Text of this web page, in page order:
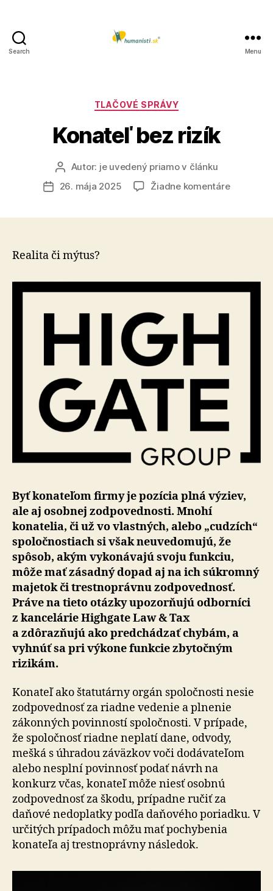
Search Menu
Kategórie
TLAČOVÉ SPRÁVY
Konateľ bez rizík
Autor
článku
Autor: je uvedený priamo v článku
Dátum26. mája 2025 Žiadne komentárena
Realita či mýtus?
Byť konateľom firmy je pozícia plná výziev,
ale aj osobnej zodpovednosti. Mnohí
konatelia, či už vo vlastných, alebo „cudzích“
spoločnostiach si však neuvedomujú, že
spôsob, akým vykonávajú svoju funkciu,
môže mať zásadný dopad aj na ich súkromný
majetok či trestnoprávnu zodpovednosť.
Práve na tieto otázky upozorňujú odborníci
z kancelárie Highgate Law & Tax
a zdôrazňujú ako predchádzať chybám, a
vyhnúť sa pri výkone funkcie zbytočným
rizikám.
Konateľ ako štatutárny orgán spoločnosti nesie
zodpovednosť za riadne vedenie a plnenie
zákonných povinností spoločnosti. V prípade,
že spoločnosť riadne neplatí dane, odvody,
mešká s úhradou záväzkov voči dodávateľom
alebo nesplní povinnosť podať návrh na
konkurz včas, konateľ môže niesť osobnú
zodpovednosť za škodu, prípadne ručiť za
daňové nedoplatky podľa daňového poriadku. V
určitých prípadoch môžu mať pochybenia
konateľa aj trestnoprávny následok.